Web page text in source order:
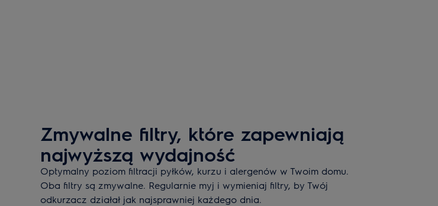
Zmywalne filtry, które zapewniają
najwyższą wydajność
Optymalny poziom filtracji pyłków, kurzu i alergenów w Twoim domu.
Oba filtry są zmywalne. Regularnie myj i wymieniaj filtry, by Twój
odkurzacz działał jak najsprawniej każdego dnia.